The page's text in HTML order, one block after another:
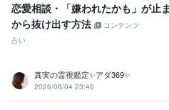
恋愛相談・「嫌われたかも」が止
から抜け出す方法
コンテンツ
占い
真実の霊視鑑定✨アダ369✨
2026/08/04 23:46